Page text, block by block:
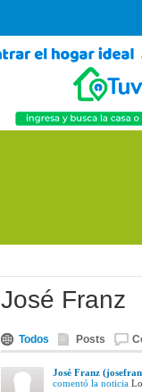
José Franz
Todos Posts
José Franz
comentó la noticia